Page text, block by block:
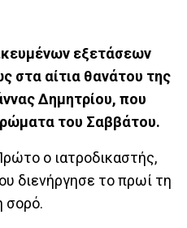
εξετάσεων
στα αίτια θανάτου της
Δημητρίου, που
του Σαββάτου.
ο ιατροδικαστής,
διενήργησε το πρωί τη
σορό.